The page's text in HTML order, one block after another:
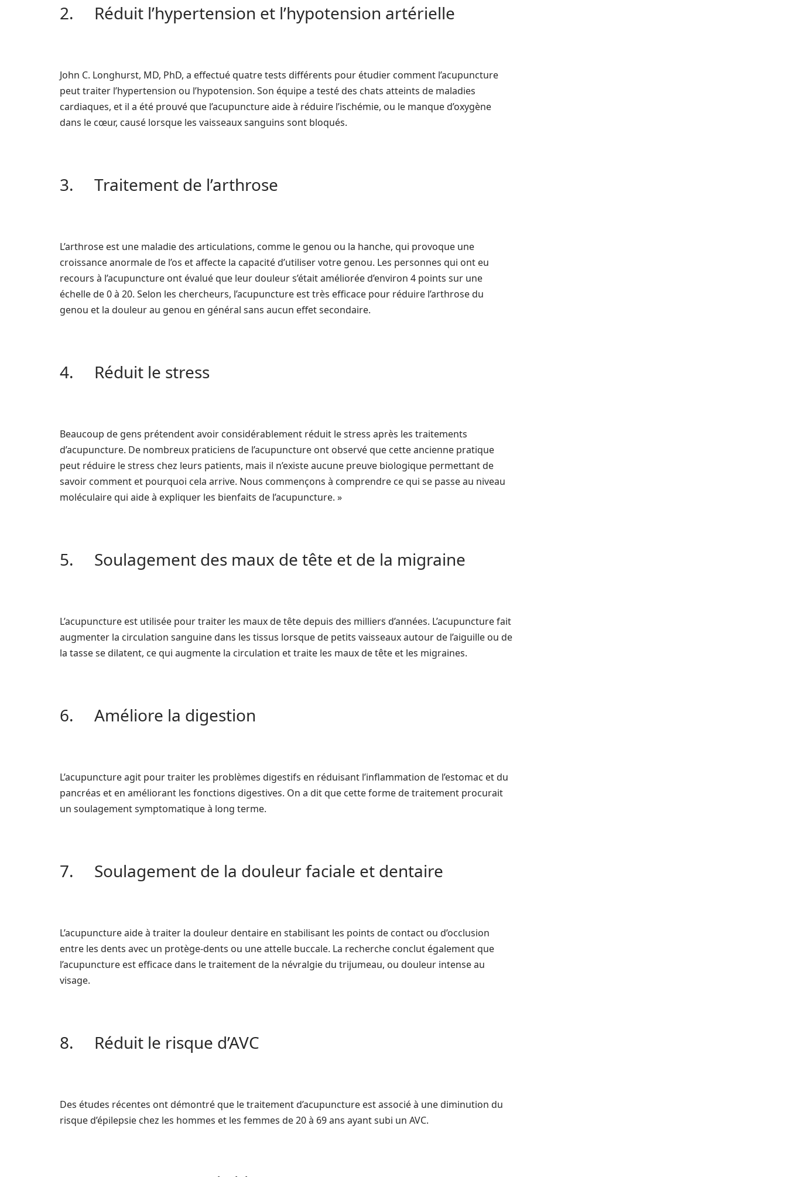
2. Réduit l’hypertension et l’hypotension artérielle
John C. Longhurst, MD, PhD, a effectué quatre tests différents pour étudier comment l’acupuncture
peut traiter l’hypertension ou l’hypotension. Son équipe a testé des chats atteints de maladies
cardiaques, et il a été prouvé que l’acupuncture aide à réduire l’ischémie, ou le manque d’oxygène
dans le cœur, causé lorsque les vaisseaux sanguins sont bloqués.
3. Traitement de l’arthrose
L’arthrose est une maladie des articulations, comme le genou ou la hanche, qui provoque une
croissance anormale de l’os et affecte la capacité d’utiliser votre genou. Les personnes qui ont eu
recours à l’acupuncture ont évalué que leur douleur s’était améliorée d’environ 4 points sur une
échelle de 0 à 20. Selon les chercheurs, l’acupuncture est très efficace pour réduire l’arthrose du
genou et la douleur au genou en général sans aucun effet secondaire.
4. Réduit le stress
Beaucoup de gens prétendent avoir considérablement réduit le stress après les traitements
d’acupuncture. De nombreux praticiens de l’acupuncture ont observé que cette ancienne pratique
peut réduire le stress chez leurs patients, mais il n’existe aucune preuve biologique permettant de
savoir comment et pourquoi cela arrive. Nous commençons à comprendre ce qui se passe au niveau
moléculaire qui aide à expliquer les bienfaits de l’acupuncture. »
5. Soulagement des maux de tête et de la migraine
L’acupuncture est utilisée pour traiter les maux de tête depuis des milliers d’années. L’acupuncture fait
augmenter la circulation sanguine dans les tissus lorsque de petits vaisseaux autour de l’aiguille ou de
la tasse se dilatent, ce qui augmente la circulation et traite les maux de tête et les migraines.
6. Améliore la digestion
L’acupuncture agit pour traiter les problèmes digestifs en réduisant l’inflammation de l’estomac et du
pancréas et en améliorant les fonctions digestives. On a dit que cette forme de traitement procurait
un soulagement symptomatique à long terme.
7. Soulagement de la douleur faciale et dentaire
L’acupuncture aide à traiter la douleur dentaire en stabilisant les points de contact ou d’occlusion
entre les dents avec un protège-dents ou une attelle buccale. La recherche conclut également que
l’acupuncture est efficace dans le traitement de la névralgie du trijumeau, ou douleur intense au
visage.
8. Réduit le risque d’AVC
Des études récentes ont démontré que le traitement d’acupuncture est associé à une diminution du
risque d’épilepsie chez les hommes et les femmes de 20 à 69 ans ayant subi un AVC.